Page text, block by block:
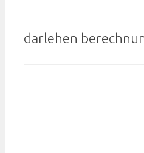
darlehen